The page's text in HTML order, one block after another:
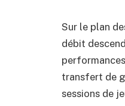
Sur le plan
débit
transfert de
sessions de